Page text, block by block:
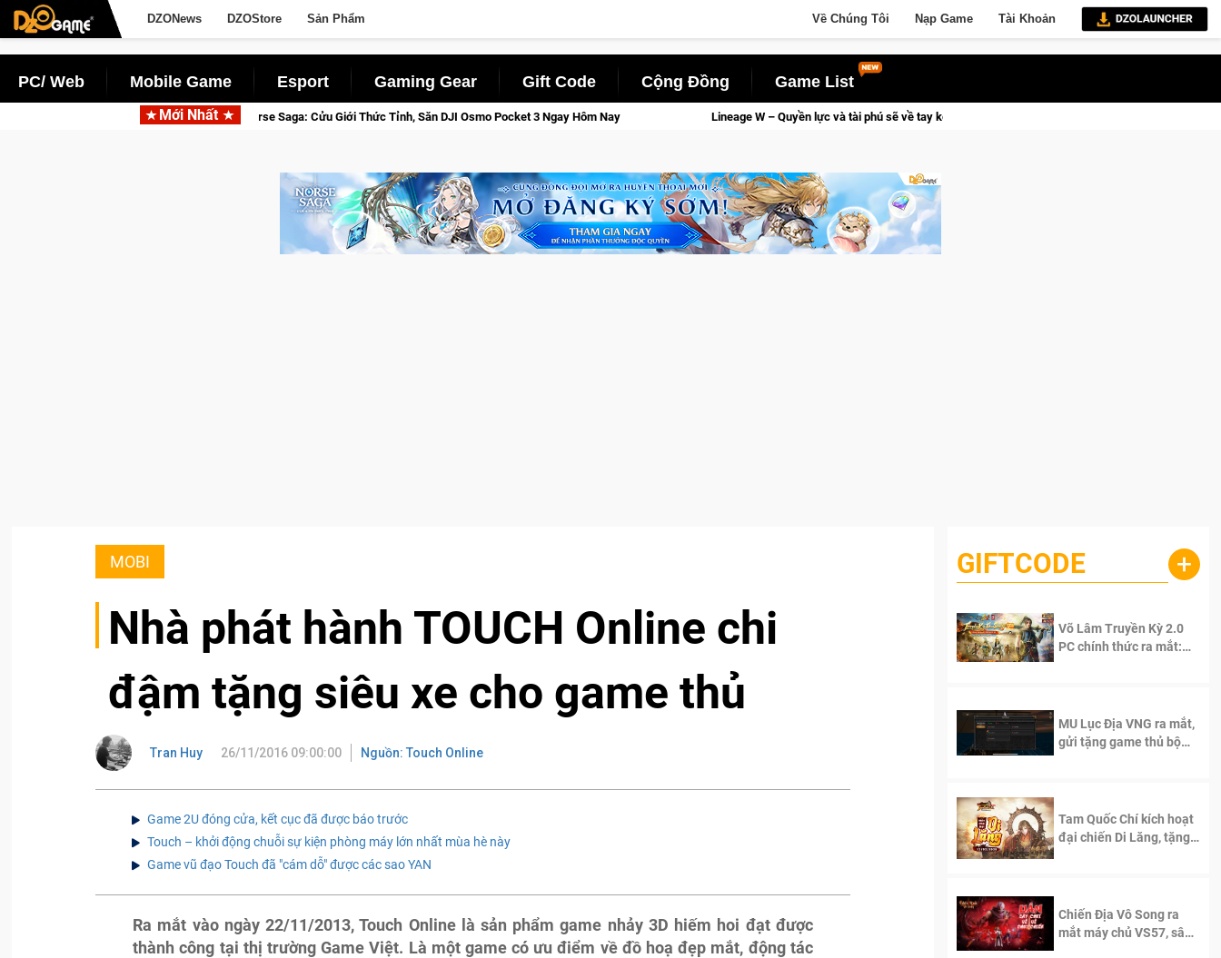
DZONews DZOStore Sản Phẩm Về Chúng Tôi Nạp Game Tài Khoản
PC/ Web Mobile Game Esport Gaming Gear Gift Code Cộng Đồng Game List
Mới Nhất
Beta Norse Saga: Cửu Giới Thức Tỉnh, Săn DJI Osmo Pocket 3 Ngay Hôm Nay Lineage W – Quyền lực và tài phú sẽ về tay kẻ đoạt được Vương Quyền thành Kent sắp tới!
MOBI
Nhà phát hành TOUCH Online chi
đậm tặng siêu xe cho game thủ
Tran Huy 26/11/2016 09:00:00 Nguồn: Touch Online
Game 2U đóng cửa, kết cục đã được báo trước
Touch – khởi động chuỗi sự kiện phòng máy lớn nhất mùa hè này
Game vũ đạo Touch đã "cám dỗ" được các sao YAN
Ra mắt vào ngày 22/11/2013, Touch Online là sản phẩm game nhảy 3D hiếm hoi đạt được
thành công tại thị trường Game Việt. Là một game có ưu điểm về đồ hoạ đẹp mắt, động tác
GIFTCODE +
Võ Lâm Truyền Kỳ 2.0
PC chính thức ra mắt:
MU Lục Địa VNG ra mắt,
gửi tặng game thủ bộ
Tam Quốc Chí kích hoạt
đại chiến Di Lăng, tặng
Chiến Địa Vô Song ra
mắt máy chủ VS57, sân